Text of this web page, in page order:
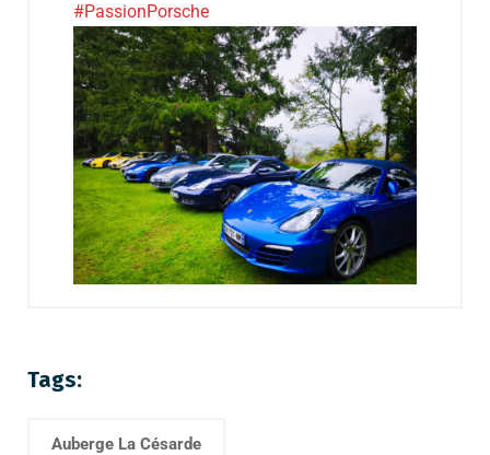
#PassionPorsche
Tags:
Auberge La Césarde